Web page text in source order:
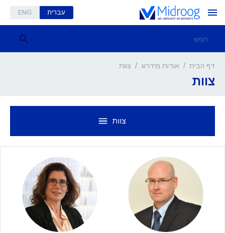
עברית ENG
דף הבית / אודות מידרוג / צוות
צוות
צוות